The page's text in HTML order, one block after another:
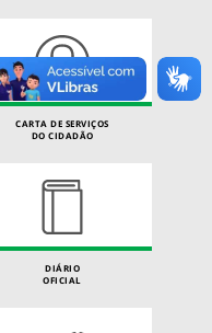
CARTA DE SERVIÇOS
DO CIDADÃO
DIÁRIO
OFICIAL